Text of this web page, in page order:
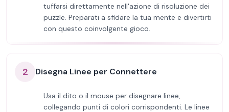
tuffarsi direttamente nell'azione di risoluzione dei
puzzle. Preparati a sfidare la tua mente e divertirti
con questo coinvolgente gioco.
2 Disegna Linee per Connettere
Usa il dito o il mouse per disegnare linee,
collegando punti di colori corrispondenti. Le linee